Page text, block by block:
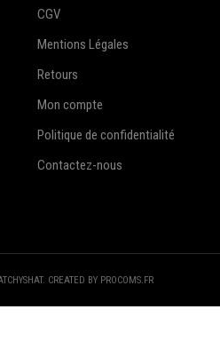
CGV
Mentions Légales
Retours
Mon compte
Politique de confidentialité
Contactez-nous
CREATED BY PROCOMS.FR